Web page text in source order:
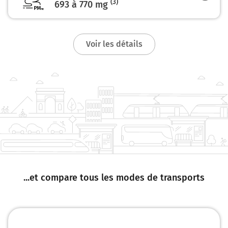
0h19 Tallard
693 à 770 mg (3)
Voir les détails
...et compare tous les modes de transports